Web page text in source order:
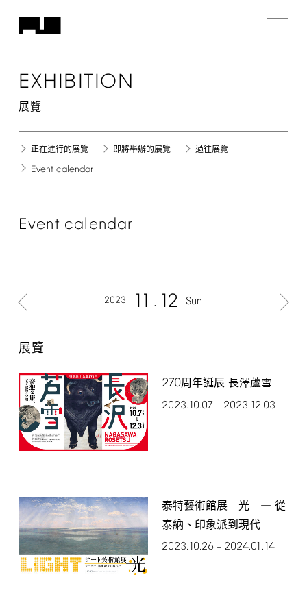
EXHIBITION
展覽
正在進行的展覽 即將舉辦的展覽 過往展覽
Event calendar
Event calendar
2023 11 12 Sun
展覽
270周年誕辰 長澤蘆雪
2023.10.07 – 2023.12.03
泰特藝術館展 光 ― 從
泰納、印象派到現代
2023.10.26– 2024.01.14